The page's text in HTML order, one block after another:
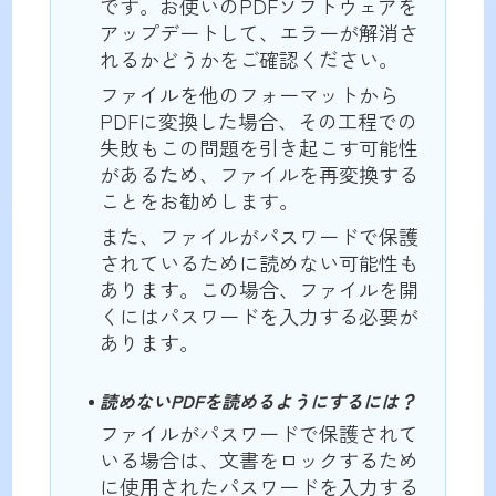
アップデートして、エラーが解消さ
れるかどうかをご確認ください。
ファイルを他のフォーマットから
PDFに変換した場合、その工程での
失敗もこの問題を引き起こす可能性
があるため、ファイルを再変換する
ことをお勧めします。
また、ファイルがパスワードで保護
されているために読めない可能性も
あります。この場合、ファイルを開
くにはパスワードを入力する必要が
あります。
読めないPDFを読めるようにするには？
ファイルがパスワードで保護されて
いる場合は、文書をロックするため
に使用されたパスワードを入力する